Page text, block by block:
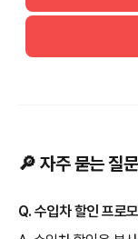
🔎 자주 묻는 질
Q. 수입차 할인 프로